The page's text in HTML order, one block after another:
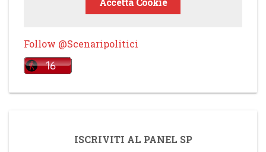
Follow @Scenaripolitici
ISCRIVITI AL PANEL SP